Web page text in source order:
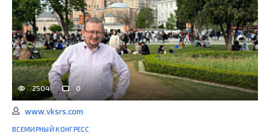
2504 0
www.vksrs.com
ВСЕМИРНЫЙ КОНГРЕСС